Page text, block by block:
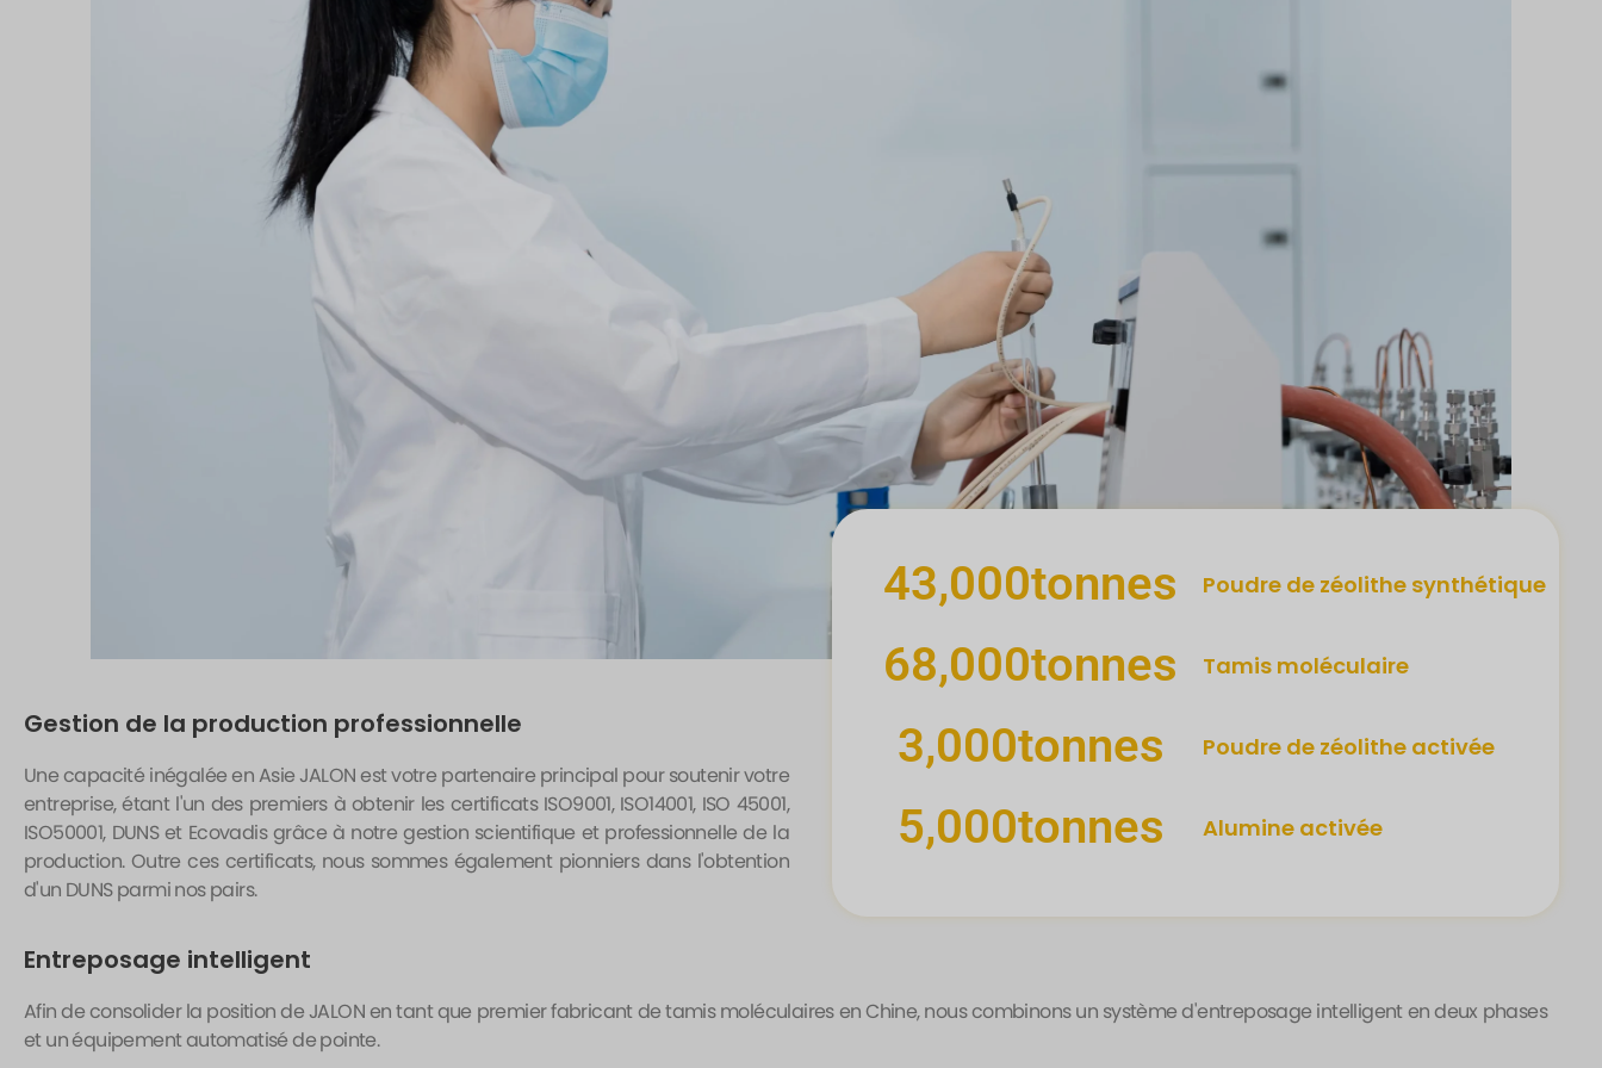
Gestion de la production professionnelle
Une capacité inégalée en Asie JALON est votre partenaire principal pour soutenir votre
entreprise, étant l'un des premiers à obtenir les certificats ISO9001, ISO14001, ISO 45001,
ISO50001, DUNS et Ecovadis grâce à notre gestion scientifique et professionnelle de la
production. Outre ces certificats, nous sommes également pionniers dans l'obtention
d'un DUNS parmi nos pairs.
Poudre de zéolithe synthétique
43,000tonnes
Tamis moléculaire
68,000tonnes
Poudre de zéolithe activée
3,000tonnes
Alumine activée
5,000tonnes
Entreposage intelligent
Afin de consolider la position de JALON en tant que premier fabricant de tamis moléculaires en Chine, nous combinons un système d'entreposage intelligent en deux phases
et un équipement automatisé de pointe.